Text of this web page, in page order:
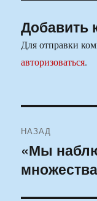
Добавить
Для отправки
авторизоваться.
по
записям
НАЗАД
Предыдущая
запись:
«Мы